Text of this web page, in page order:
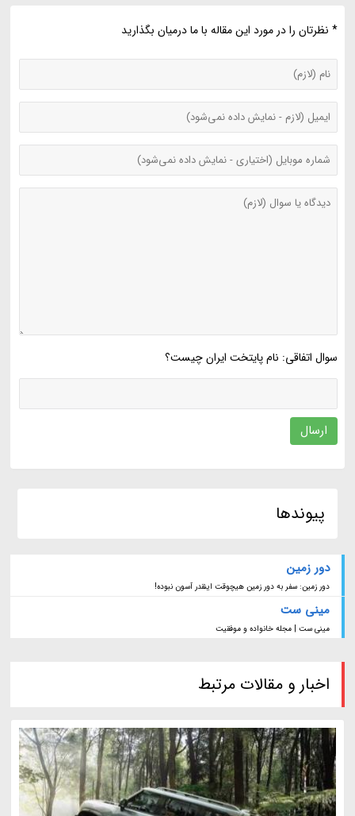
* نظرتان را در مورد این مقاله با ما درمیان بگذارید
سوال اتفاقی: نام پایتخت ایران چیست؟
ارسال
پیوندها
دور زمین
دور زمین: سفر به دور زمین هیچوقت اینقدر آسون نبوده!
مینی ست
مینی ست | مجله خانواده و موفقیت
اخبار و مقالات مرتبط